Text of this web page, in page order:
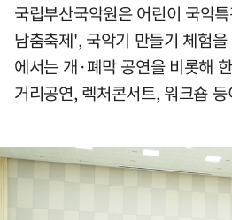
국립부산국악원은 어린이 국악
남춤축제', 국악기 만들기 체험
에서는 개·폐막 공연을 비롯해
거리공연, 렉처콘서트, 워크숍